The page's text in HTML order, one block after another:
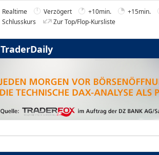
Realtime Verzögert +10min. +15min.
Schlusskurs
Zur Top/Flop-Kursliste
TraderDaily